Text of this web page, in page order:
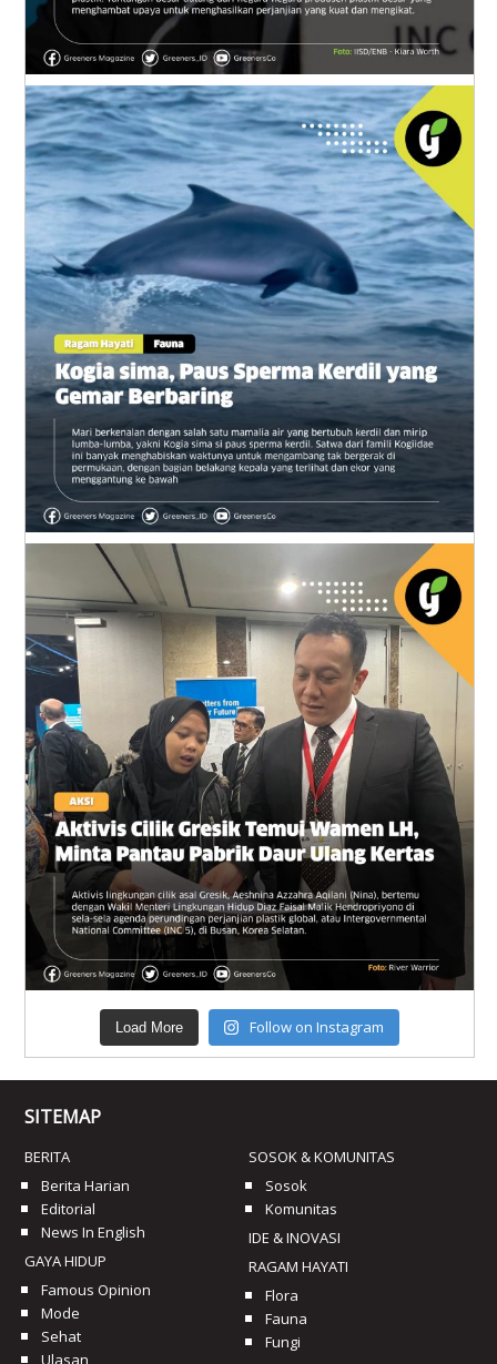
Load More Follow on Instagram
SITEMAP
BERITA
Berita Harian
Editorial
News In English
GAYA HIDUP
Famous Opinion
Mode
Sehat
Ulasan
SOSOK & KOMUNITAS
Sosok
Komunitas
IDE & INOVASI
RAGAM HAYATI
Flora
Fauna
Fungi